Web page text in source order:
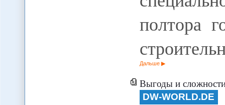
полтора
Дальше
Выгоды и сложности
DW-WORLD.DE